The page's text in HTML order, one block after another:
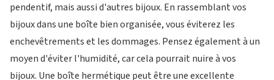
pendentif, mais aussi d'autres bijoux. En rassemblant vos
bijoux dans une boîte bien organisée, vous éviterez les
enchevêtrements et les dommages. Pensez également à un
moyen d'éviter l'humidité, car cela pourrait nuire à vos
bijoux. Une boîte hermétique peut être une excellente